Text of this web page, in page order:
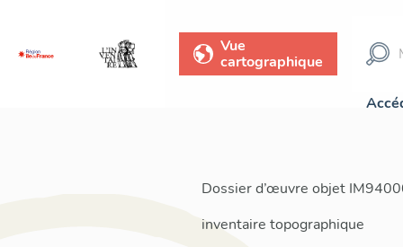
Vue
cartographique
Dossier d’œuvre objet
inventaire topographique